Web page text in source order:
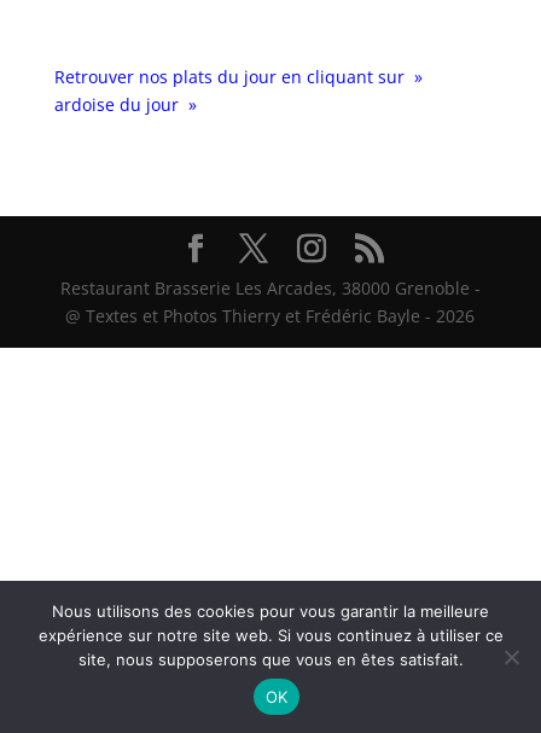
Retrouver nos plats du jour en cliquant sur »
ardoise du jour »
Restaurant Brasserie Les Arcades, 38000 Grenoble -
@ Textes et Photos Thierry et Frédéric Bayle - 2026
Nous utilisons des cookies pour vous garantir la meilleure
expérience sur notre site web. Si vous continuez à utiliser ce
site, nous supposerons que vous en êtes satisfait.
OK